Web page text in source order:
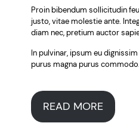
Proin bibendum sollicitudin
justo, vitae molestie ante.
diam nec, pretium auctor
In pulvinar, ipsum eu
purus magna purus commodo.
READ MORE